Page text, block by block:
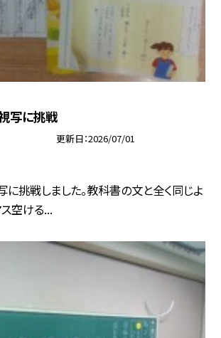
に挑戦
更新日 2026/07/01
挑戦しました。教科書の文と全く同じよ
ス空ける...